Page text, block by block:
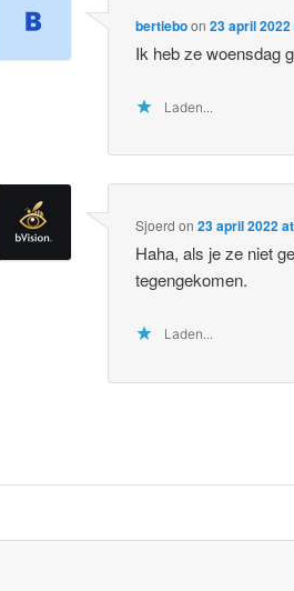
bertieboon23 april
Ik heb ze woensdag
Laden...
Sjoerd on23 april 2022
Haha, als je ze niet
tegengekomen.
Laden...